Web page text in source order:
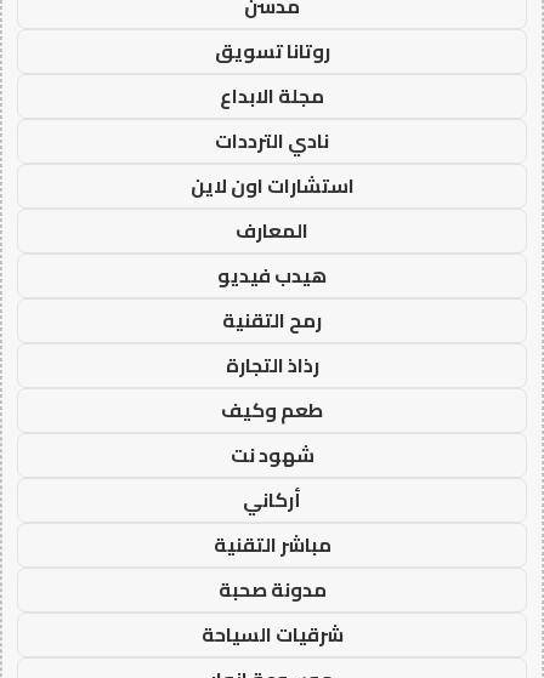
روتانا تسويق
مجلة الابداع
نادي الترددات
استشارات اون لاين
المعارف
هيدب فيديو
رمح التقنية
رذاذ التجارة
طعم وكيف
شهود نت
أركاني
مباشر التقنية
مدونة صحبة
شرقيات السياحة